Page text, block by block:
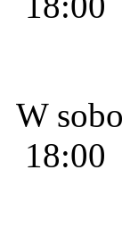
W
18:00